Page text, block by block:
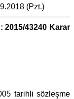
(Pzt.)
2015/43240 Karar
tarihli sözleşme